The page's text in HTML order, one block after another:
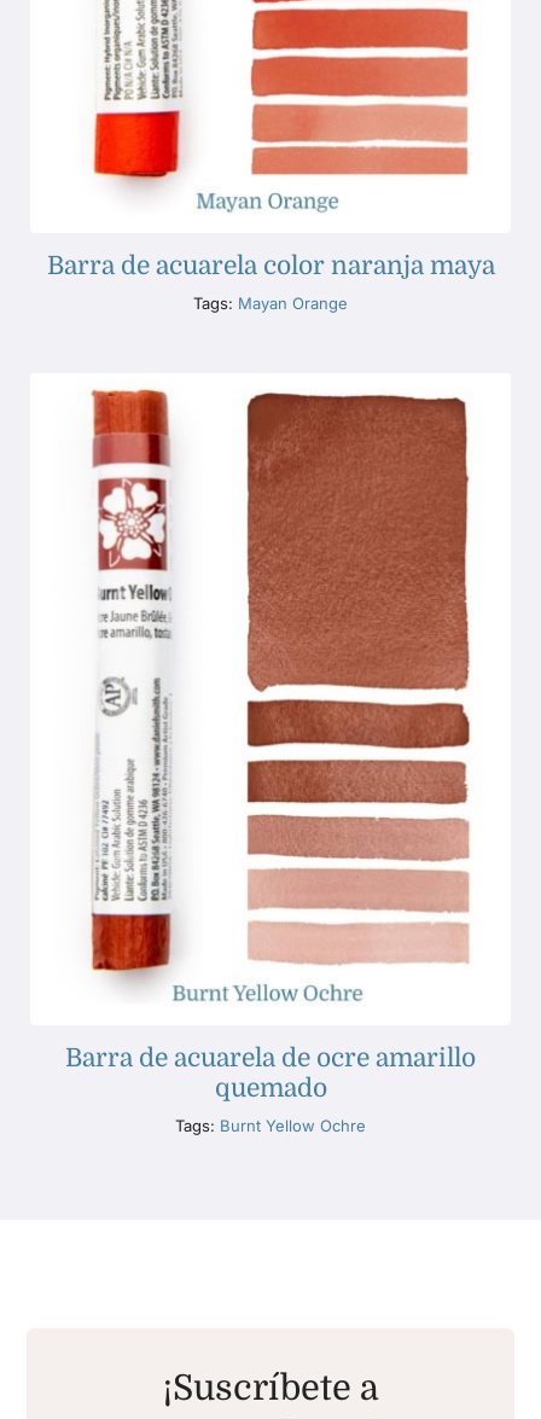
Barra de acuarela color naranja maya
Tags: Mayan Orange
Barra de acuarela de ocre amarillo
quemado
Tags: Burnt Yellow Ochre
¡Suscríbete a